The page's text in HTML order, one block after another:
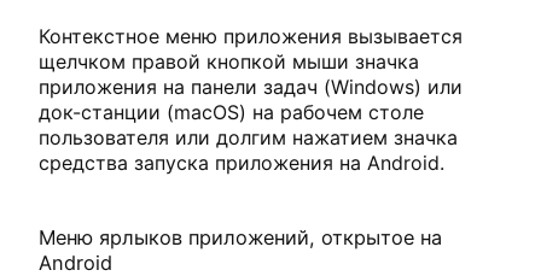
Контекстное меню приложения вызывается
щелчком правой кнопкой мыши значка
приложения на панели задач (Windows) или
док-станции (macOS) на рабочем столе
пользователя или долгим нажатием значка
средства запуска приложения на Android.
Меню ярлыков приложений, открытое на
Android